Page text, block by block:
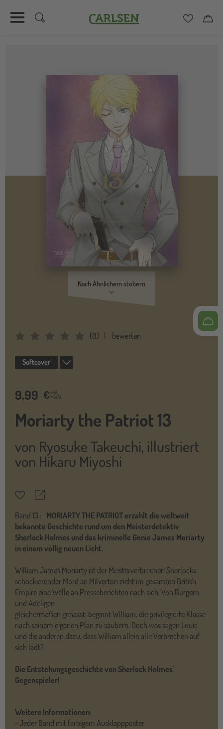
Carlsen
Nach Ähnlichem stöbern
(0) bewerten
Softcover
9,99 € inkl.
MwSt.
Moriarty the Patriot 13
von Ryosuke Takeuchi, illustriert
von Hikaru Miyoshi
MerkzettelTeilen
Band 13 : MORIARTY THE PATRIOT erzählt die weltweit
bekannte Geschichte rund um den Meisterdetektiv
Sherlock Holmes und das kriminelle Genie James Moriarty
in einem völlig neuen Licht.
William James Moriarty ist der Meisterverbrecher! Sherlocks
schockierender Mord an Milverton zieht im gesamten British
Empire eine Welle an Presseberichten nach sich. Von Bürgern
und Adeligen
gleichermaßen gehasst, beginnt William, die privilegierte Klasse
nach seinem eigenen Plan zu säubern. Doch was sagen Louis
und die anderen dazu, dass William allein alle Verbrechen auf
sich lädt?
Die Entstehungsgeschichte von Sherlock Holmes'
Gegenspieler!
Weitere Informationen:
- Jeder Band mit farbigem Ausklappposter